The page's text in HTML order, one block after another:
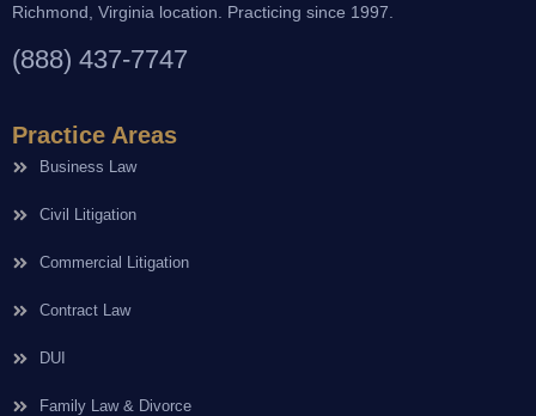
Richmond, Virginia location. Practicing since 1997.
(888) 437-7747
Practice Areas
Business Law
Civil Litigation
Commercial Litigation
Contract Law
DUI
Family Law & Divorce